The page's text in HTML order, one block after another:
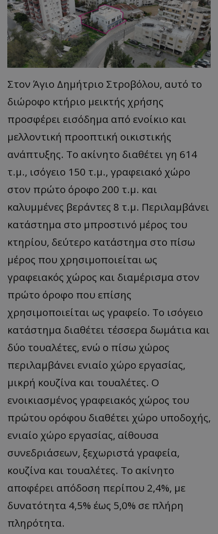
Στον Άγιο Δημήτριο Στροβόλου, αυτό το
διώροφο κτήριο μεικτής χρήσης
προσφέρει εισόδημα από ενοίκιο και
μελλοντική προοπτική οικιστικής
ανάπτυξης. Το ακίνητο διαθέτει γη 614
τ.μ., ισόγειο 150 τ.μ., γραφειακό χώρο
στον πρώτο όροφο 200 τ.μ. και
καλυμμένες βεράντες 8 τ.μ. Περιλαμβάνει
κατάστημα στο μπροστινό μέρος του
κτηρίου, δεύτερο κατάστημα στο πίσω
μέρος που χρησιμοποιείται ως
γραφειακός χώρος και διαμέρισμα στον
πρώτο όροφο που επίσης
χρησιμοποιείται ως γραφείο. Το ισόγειο
κατάστημα διαθέτει τέσσερα δωμάτια και
δύο τουαλέτες, ενώ ο πίσω χώρος
περιλαμβάνει ενιαίο χώρο εργασίας,
μικρή κουζίνα και τουαλέτες. Ο
ενοικιασμένος γραφειακός χώρος του
πρώτου ορόφου διαθέτει χώρο υποδοχής,
ενιαίο χώρο εργασίας, αίθουσα
συνεδριάσεων, ξεχωριστά γραφεία,
κουζίνα και τουαλέτες. Το ακίνητο
αποφέρει απόδοση περίπου 2,4%, με
δυνατότητα 4,5% έως 5,0% σε πλήρη
πληρότητα.